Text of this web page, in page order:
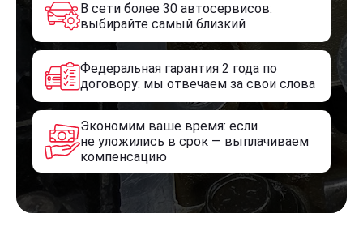
В сети более 30 автосервисов:
выбирайте самый близкий
Федеральная гарантия 2 года по
договору: мы отвечаем за свои слова
Экономим ваше время: если
не уложились в срок — выплачиваем
компенсацию